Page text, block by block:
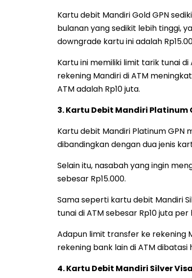
Kartu debit Mandiri Gold GPN
bulanan yang sedikit lebih tinggi,
downgrade kartu ini adalah
Kartu ini memiliki limit tarik tunai
rekening Mandiri di ATM
ATM adalah Rp10 juta.
3. Kartu Debit Mandiri Platinum
Kartu debit Mandiri Platinum GPN
dibandingkan dengan dua jenis
Selain itu, nasabah yang ingin
sebesar Rp15.000.
Sama seperti kartu debit Mandiri
tunai di ATM sebesar Rp10 juta per
Adapun limit transfer ke rekening
rekening bank lain di ATM dibatasi
4. Kartu Debit Mandiri Silver Visa